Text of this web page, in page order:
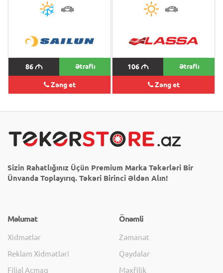
86M Ətraflı
Zəng et
106M Ətraflı
Zəng et
Sizin Rahatlığınız Üçün Premium Marka Təkərləri Bir
Ünvanda Toplayırıq. Təkəri Birinci Əldən Alın!
Məlumat
Xidmətlər
Reklam Xidmətləri
Filial Açmaq
Önəmli
Zəmanət
Qaydalar
Məxfilik